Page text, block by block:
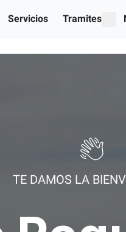
Servicios Tramites
TE DAMOS LA